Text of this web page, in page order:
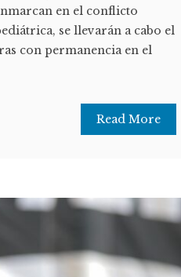
en el conflicto
se llevarán a cabo el
con permanencia en el
Read More